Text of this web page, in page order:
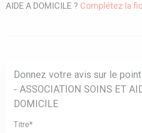
AIDE A DOMICILE ? Complétez la
Donnez votre avis sur le
- ASSOCIATION SOINS ET
DOMICILE
Titre*